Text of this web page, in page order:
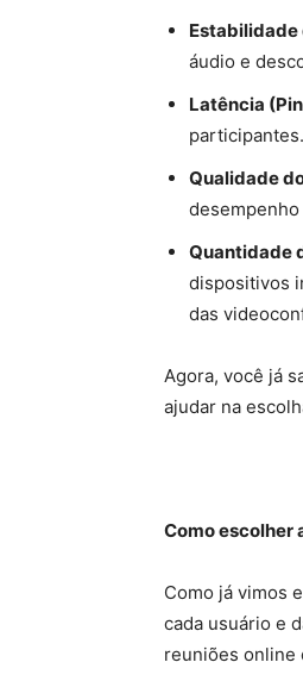
Estabilidade
áudio e
Latência
participantes.
Qualidade
Quantidade
dispositivos
das
Agora, você já
ajudar na
Como escolher
Como já vimos
cada usuário e
reuniões online